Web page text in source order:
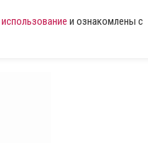
и ознакомлены с